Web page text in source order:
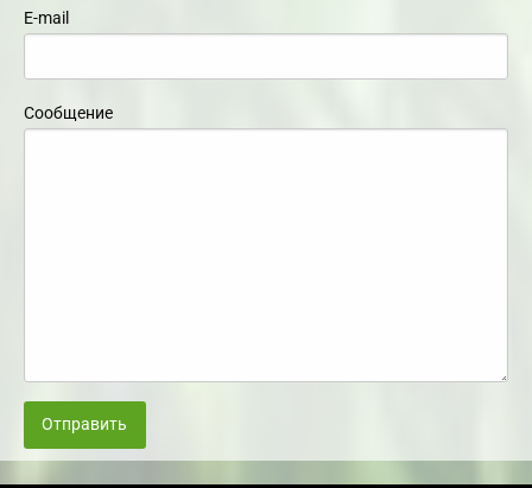
E-mail
Сообщение
Отправить